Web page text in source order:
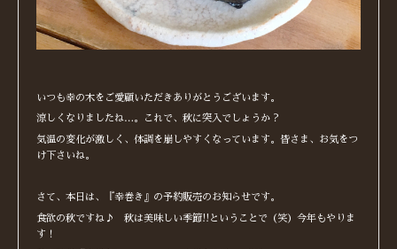
いつも幸の木をご愛顧いただきありがとうございます。
涼しくなりましたね…。これで、秋に突入でしょうか？
気温の変化が激しく、体調を崩しやすくなっています。皆さま、お気をつ
け下さいね。
さて、本日は、『幸巻き』の予約販売のお知らせです。
食欲の秋ですね♪ 秋は美味しい季節!!ということで（笑）今年もやりま
す！